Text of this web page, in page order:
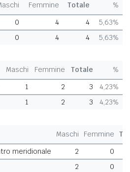
Femmine Totale
%
0 4 4
5,63%
0 4 4 5,63%
Maschi Femmine Totale
%
1 2 3
4,23%
1 2 3 4,23%
Maschi Femmine
meridionale 2
0
2 0